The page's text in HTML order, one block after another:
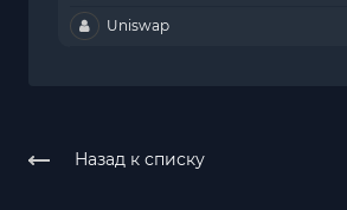
Uniswap
Назад к списку